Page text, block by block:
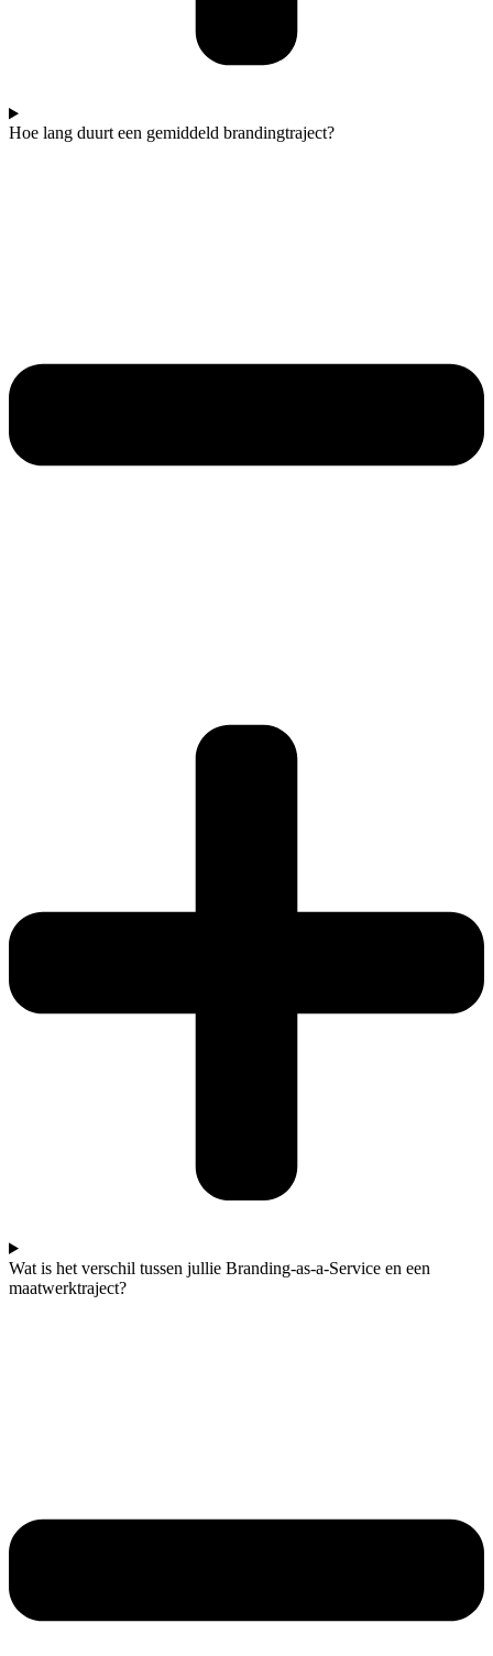
Hoe lang duurt een gemiddeld brandingtraject?
Wat is het verschil tussen jullie Branding-as-a-Service en een
maatwerktraject?